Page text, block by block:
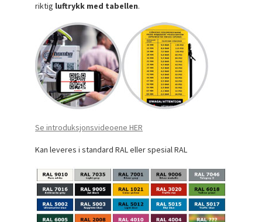
riktig luftrykk med tabellen.
Se introduksjonsvideoene HER
Kan leveres i standard RAL eller spesial RAL